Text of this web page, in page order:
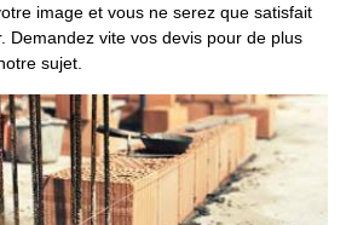
image et vous ne serez que satisfait
Demandez vite vos devis pour de plus
sujet.